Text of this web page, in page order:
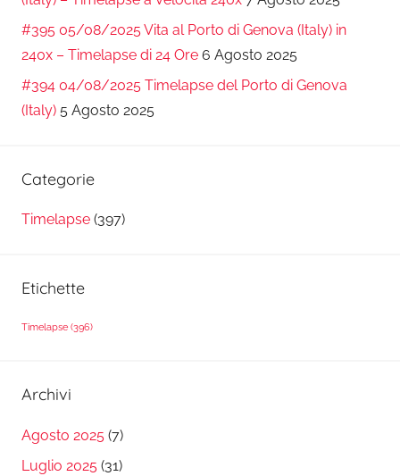
#395 05/08/2025 Vita al Porto di Genova (Italy) in
240x – Timelapse di 24 Ore 6 Agosto 2025
#394 04/08/2025 Timelapse del Porto di Genova
(Italy) 5 Agosto 2025
Categorie
Timelapse (397)
Etichette
Timelapse (396)
Archivi
Agosto 2025 (7)
Luglio 2025 (31)